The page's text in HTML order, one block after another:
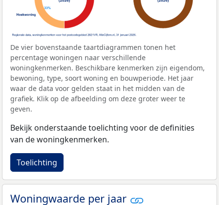
De vier bovenstaande taartdiagrammen tonen het
percentage woningen naar verschillende
woningkenmerken. Beschikbare kenmerken zijn eigendom,
bewoning, type, soort woning en bouwperiode. Het jaar
waar de data voor gelden staat in het midden van de
grafiek. Klik op de afbeelding om deze groter weer te
geven.
Bekijk onderstaande toelichting voor de definities
van de woningkenmerken.
Toelichting
Woningwaarde per jaar